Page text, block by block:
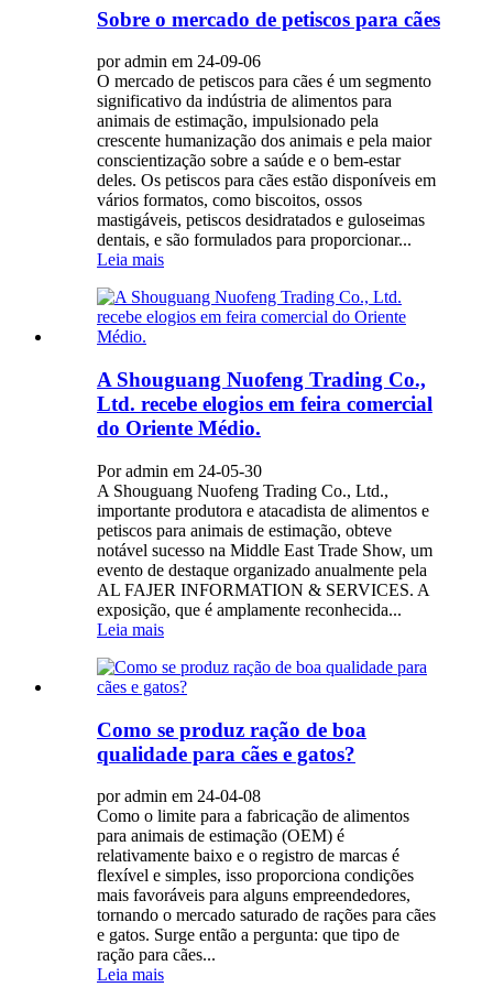
Sobre o mercado de petiscos para cães
por admin em 24-09-06
O mercado de petiscos para cães é um segmento
significativo da indústria de alimentos para
animais de estimação, impulsionado pela
crescente humanização dos animais e pela maior
conscientização sobre a saúde e o bem-estar
deles. Os petiscos para cães estão disponíveis em
vários formatos, como biscoitos, ossos
mastigáveis, petiscos desidratados e guloseimas
dentais, e são formulados para proporcionar...
Leia mais
A Shouguang Nuofeng Trading Co.,
Ltd. recebe elogios em feira comercial
do Oriente Médio.
Por admin em 24-05-30
A Shouguang Nuofeng Trading Co., Ltd.,
importante produtora e atacadista de alimentos e
petiscos para animais de estimação, obteve
notável sucesso na Middle East Trade Show, um
evento de destaque organizado anualmente pela
AL FAJER INFORMATION & SERVICES. A
exposição, que é amplamente reconhecida...
Leia mais
Como se produz ração de boa
qualidade para cães e gatos?
por admin em 24-04-08
Como o limite para a fabricação de alimentos
para animais de estimação (OEM) é
relativamente baixo e o registro de marcas é
flexível e simples, isso proporciona condições
mais favoráveis ​​para alguns empreendedores,
tornando o mercado saturado de rações para cães
e gatos. Surge então a pergunta: que tipo de
ração para cães...
Leia mais